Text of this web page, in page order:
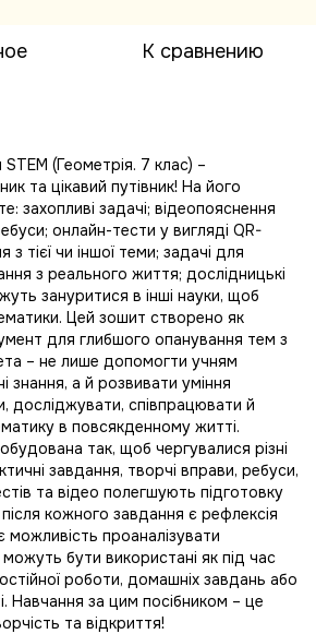
К сравнению
(Геометрія. 7 клас) –
та цікавий путівник! На його
захопливі задачі; відеопояснення
онлайн-тести у вигляді QR-
тієї чи іншої теми; задачі для
з реального життя; дослідницькі
зануритися в інші науки, щоб
Цей зошит створено як
для глибшого опанування тем з
– не лише допомогти учням
знання, а й розвивати уміння
досліджувати, співпрацювати й
в повсякденному житті.
так, щоб чергувалися різні
завдання, творчі вправи, ребуси,
та відео полегшують підготовку
кожного завдання є рефлексія
можливість проаналізувати
бути використані як під час
роботи, домашніх завдань або
Навчання за цим посібником – це
та відкриття!